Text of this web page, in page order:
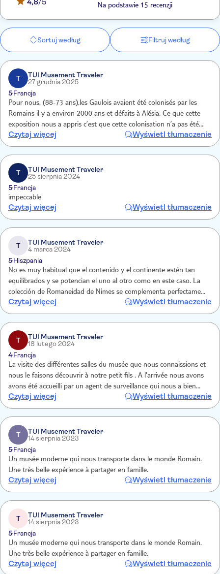
Na podstawie 15 recenzji
Sortuj według Filtruj według
T
TUI Musement Traveler
27 grudnia 2025
5Francja
Pour nous, (88-73 ans),les Gaulois avaient été colonisés par les
Romains il y a environ 2000 ans et défaits à Alésia. Ce que cette
exposition nous a appris c’est que cette colonisation n’a pas été
aussi dramatique puisque les Romains ont su élever les Gaulois les
plus billants dans la société !
Czytaj więcej Wyświetl tłumaczenie
T
TUI Musement Traveler
25 sierpnia 2024
5Francja
impeccable
Czytaj więcej Wyświetl tłumaczenie
T
TUI Musement Traveler
4 marca 2024
5Hiszpania
No es muy habitual que el contenido y el continente estén tan
equilibrados y se potencian el uno al otro como en este caso. La
colección de Romaneidad de Nimes se complementa perfectamente
con el espléndido diseño arquitectónico ideado por Norman Foster.
Czytaj więcej Wyświetl tłumaczenie
T
TUI Musement Traveler
18 lutego 2024
4Francja
La visite des différentes salles du musée que nous connaissions et
nous le faisons découvrir à notre petit fils . A l'arrivée nous avons
avons été accueilli par un agent de surveillance qui nous a bien
indiqué le sens de la visite. En plus des autres visites nous avons
découvert d'autres salles.
Czytaj więcej Wyświetl tłumaczenie
T
TUI Musement Traveler
14 sierpnia 2023
5Francja
Un musée moderne qui nous transporte dans le monde Romain.
Une très belle expérience à partager en famille.
Czytaj więcej Wyświetl tłumaczenie
T
TUI Musement Traveler
14 sierpnia 2023
5Francja
Un musée moderne qui nous transporte dans le monde Romain.
Une très belle expérience à partager en famille.
Czytaj więcej Wyświetl tłumaczenie